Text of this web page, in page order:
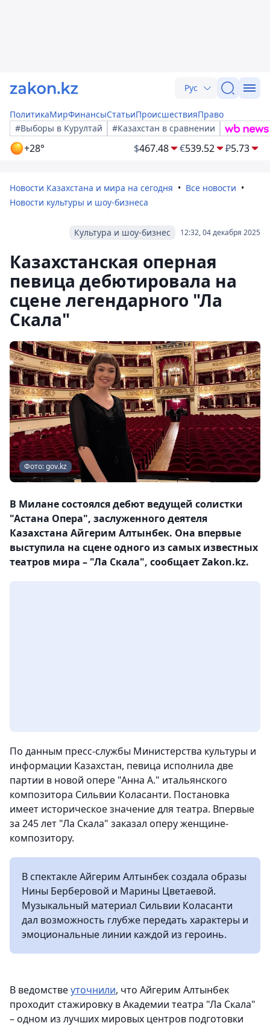
Рус
ПолитикаМирФинансыСтатьиПроисшествияПраво
#Выборы в Курултай
#Казахстан в сравнении
+28° $467.48 €539.52 ₽5.73
Новости Казахстана и мира на сегодня
Все новости
Новости культуры и шоу-бизнеса
12:32, 04 декабря 2025
Культура и шоу-бизнес
Казахстанская оперная
певица дебютировала на
сцене легендарного "Ла
Скала"
Фото: gov.kz
В Милане состоялся дебют ведущей солистки
"Астана Опера", заслуженного деятеля
Казахстана Айгерим Алтынбек. Она впервые
выступила на сцене одного из самых известных
театров мира – "Ла Скала", сообщает Zakon.kz.
По данным пресс-службы Министерства культуры и
информации Казахстан, певица исполнила две
партии в новой опере "Анна А." итальянского
композитора Сильвии Коласанти. Постановка
имеет историческое значение для театра. Впервые
за 245 лет "Ла Скала" заказал оперу женщине-
композитору.
В спектакле Айгерим Алтынбек создала образы
Нины Берберовой и Марины Цветаевой.
Музыкальный материал Сильвии Коласанти
дал возможность глубже передать характеры и
эмоциональные линии каждой из героинь.
В ведомствеуточнили, что Айгерим Алтынбек
проходит стажировку в Академии театра "Ла Скала"
– одном из лучших мировых центров подготовки